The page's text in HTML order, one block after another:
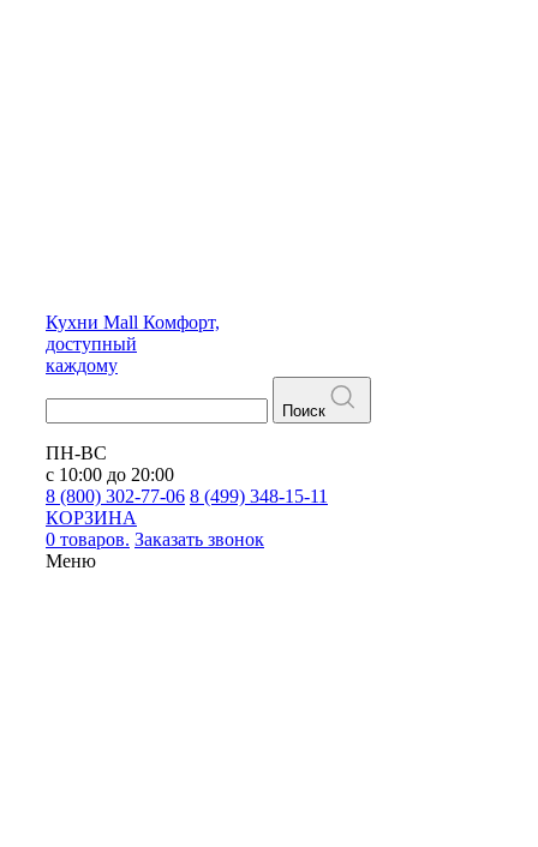
Кухни Mall Комфорт,
доступный
каждому
Поиск
ПН-ВС
с 10:00 до 20:00
8 (800) 302-77-06 8 (499) 348-15-11
КОРЗИНА
0 товаров. Заказать звонок
Меню